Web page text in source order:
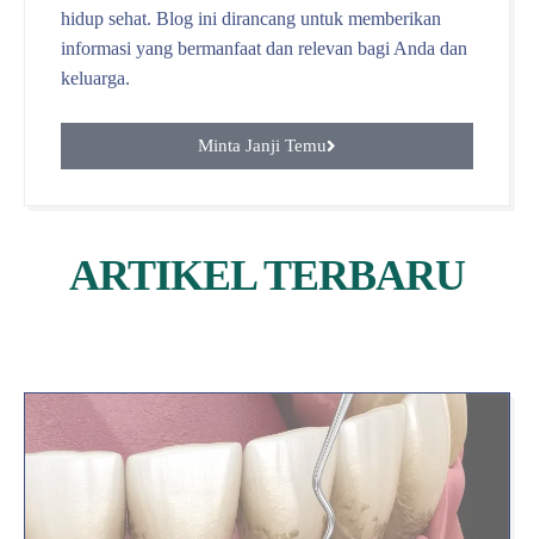
hidup sehat. Blog ini dirancang untuk memberikan
informasi yang bermanfaat dan relevan bagi Anda dan
keluarga.
Minta Janji Temu
ARTIKEL TERBARU